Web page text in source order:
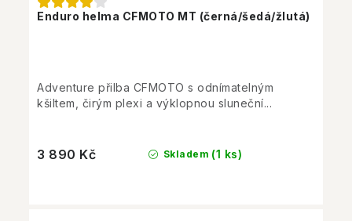
Enduro helma CFMOTO MT (černá/šedá/žlutá)
Skladem (1 ks)
3 890 Kč
Adventure přilba CFMOTO s odnímatelným
kšiltem, čirým plexi a výklopnou sluneční...